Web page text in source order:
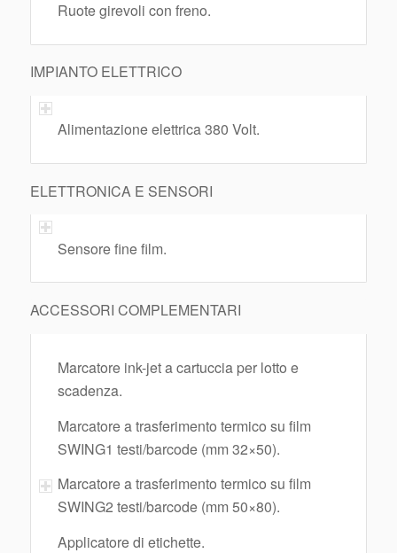
Ruote girevoli con freno.
IMPIANTO ELETTRICO
Alimentazione elettrica 380 Volt.
ELETTRONICA E SENSORI
Sensore fine film.
ACCESSORI COMPLEMENTARI
Marcatore ink-jet a cartuccia per lotto e
scadenza.
Marcatore a trasferimento termico su film
SWING1 testi/barcode (mm 32×50).
Marcatore a trasferimento termico su film
SWING2 testi/barcode (mm 50×80).
Applicatore di etichette.